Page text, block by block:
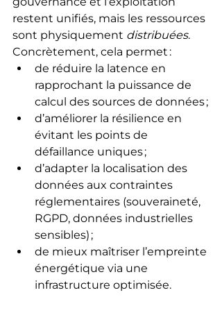
restent unifiés, mais les ressources
sont physiquement distribuées.
Concrètement, cela permet :
de réduire la latence en
rapprochant la puissance de
calcul des sources de données ;
d’améliorer la résilience en
évitant les points de
défaillance uniques ;
d’adapter la localisation des
données aux contraintes
réglementaires (souveraineté,
RGPD, données industrielles
sensibles) ;
de mieux maîtriser l’empreinte
énergétique via une
infrastructure optimisée.